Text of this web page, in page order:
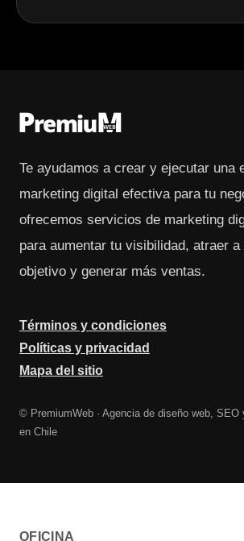
Te ayudamos a crear y ejecutar una
marketing digital efectiva para tu
ofrecemos servicios de marketing
para aumentar tu visibilidad, atraer a
objetivo y generar más ventas.
Términos y condiciones
Políticas y privacidad
Mapa del sitio
© PremiumWeb · Agencia de diseño web, SEO
en Chile
OFICINA